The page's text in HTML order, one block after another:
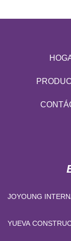
JOYOUNG INTERNACIONAL
YUEVA CONSTRUCCIÓN